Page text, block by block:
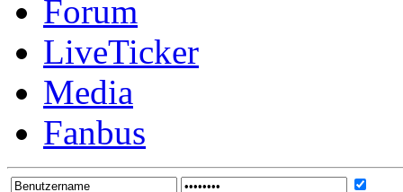
Forum
LiveTicker
Media
Fanbus